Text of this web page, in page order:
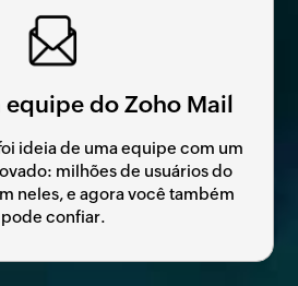
do Zoho Mail
ideia de uma equipe com um
milhões de usuários do
neles, e agora você também
pode confiar.